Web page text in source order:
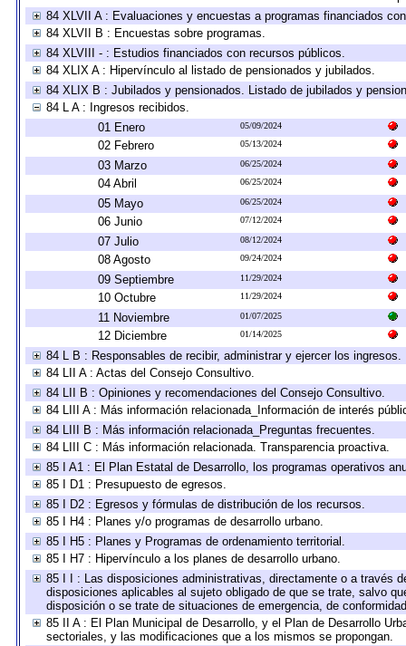
84 XLVII A : Evaluaciones y encuestas a programas financiados
84 XLVII B : Encuestas sobre programas.
84 XLVIII - : Estudios financiados con recursos públicos.
84 XLIX A : Hipervínculo al listado de pensionados y jubilados.
84 XLIX B : Jubilados y pensionados. Listado de jubilados y
84 L A : Ingresos recibidos.
01 Enero
05/09/2024
02 Febrero 05/13/2024
03 Marzo 06/25/2024
04 Abril 06/25/2024
05 Mayo 06/25/2024
06 Junio 07/12/2024
07 Julio 08/12/2024
08 Agosto 09/24/2024
09 Septiembre 11/29/2024
10 Octubre 11/29/2024
11 Noviembre 01/07/2025
12 Diciembre 01/14/2025
84 L B : Responsables de recibir, administrar y ejercer los ingresos.
84 LII A : Actas del Consejo Consultivo.
84 LII B : Opiniones y recomendaciones del Consejo Consultivo.
84 LIII A : Más información relacionada_Información de interés
84 LIII B : Más información relacionada_Preguntas frecuentes.
84 LIII C : Más información relacionada. Transparencia proactiva.
85 I A1 : El Plan Estatal de Desarrollo, los programas operativos
85 I D1 : Presupuesto de egresos.
85 I D2 : Egresos y fórmulas de distribución de los recursos.
85 I H4 : Planes y/o programas de desarrollo urbano.
85 I H5 : Planes y Programas de ordenamiento territorial.
85 I H7 : Hipervínculo a los planes de desarrollo urbano.
85 I I : Las disposiciones administrativas, directamente o a través
disposiciones aplicables al sujeto obligado de que se trate, salvo
disposición o se trate de situaciones de emergencia, de
85 II A : El Plan Municipal de Desarrollo, y el Plan de Desarrollo
sectoriales, y las modificaciones que a los mismos se propongan.